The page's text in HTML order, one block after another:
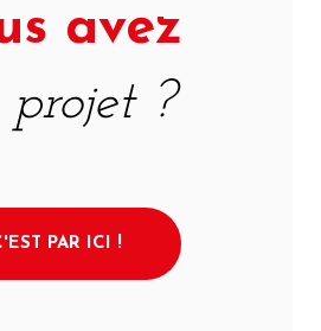
avez
projet ?
PAR ICI !